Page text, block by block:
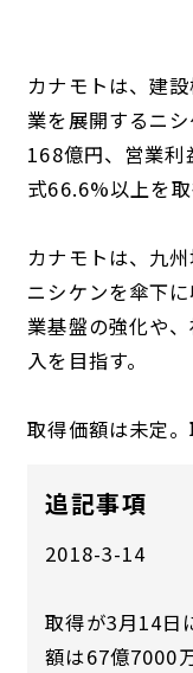
カナモトは、建
業を展開するニ
168億円、営業
式66.6%以上を取
カナモトは、九
ニシケンを傘下
業基盤の強化や
入を目指す。
取得価額は未定
追記事項
2018-3-14
取得が3月14日
額は67億7000万